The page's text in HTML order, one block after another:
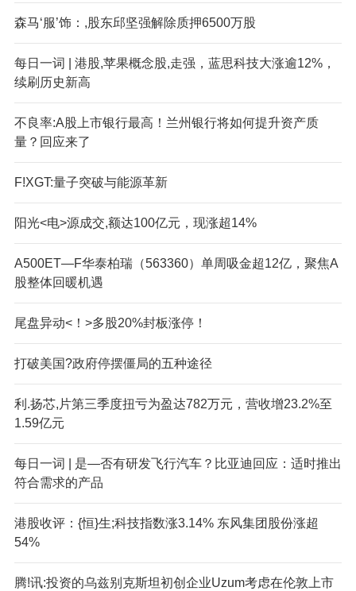
森马‘服’饰：,股东邱坚强解除质押6500万股
每日一词 | 港股,苹果概念股,走强，蓝思科技大涨逾12%，
续刷历史新高
不良率:A股上市银行最高！兰州银行将如何提升资产质
量？回应来了
F!XGT:量子突破与能源革新
阳光<电>源成交,额达100亿元，现涨超14%
A500ET—F华泰柏瑞（563360）单周吸金超12亿，聚焦A
股整体回暖机遇
尾盘异动<！>多股20%封板涨停！
打破美国?政府停摆僵局的五种途径
利.扬芯,片第三季度扭亏为盈达782万元，营收增23.2%至
1.59亿元
每日一词 | 是—否有研发飞行汽车？比亚迪回应：适时推出
符合需求的产品
港股收评：{恒}生;科技指数涨3.14% 东风集团股份涨超
54%
腾!讯:投资的乌兹别克斯坦初创企业Uzum考虑在伦敦上市